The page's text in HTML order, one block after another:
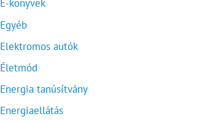
E-könyvek
Egyéb
Elektromos autók
Életmód
Energia tanúsítvány
Energiaellátás